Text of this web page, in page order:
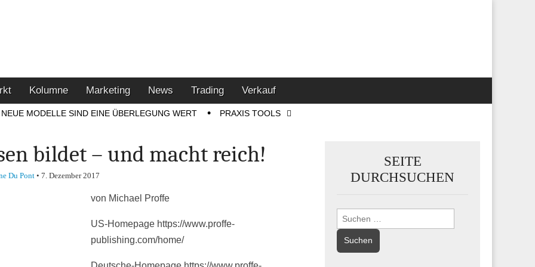
Kolumne Marketing News Trading Verkauf
NEUE MODELLE SIND EINE ÜBERLEGUNG WERT PRAXIS TOOLS
bildet – und macht reich!
Du Pont• 7. Dezember 2017
von Michael Proffe
US-Homepage https://www.proffe-
publishing.com/home/
SEITE
DURCHSUCHEN
Suchen
nach: